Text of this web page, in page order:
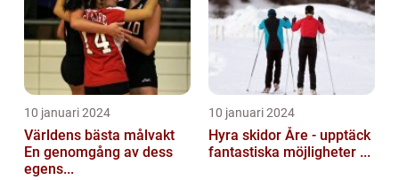
10 januari 2024
Världens bästa målvakt
En genomgång av dess
egens...
10 januari 2024
Hyra skidor Åre - upptäck
fantastiska möjligheter ...